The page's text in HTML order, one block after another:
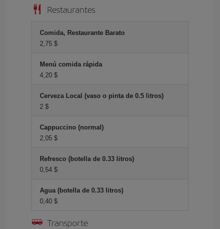
Restaurantes
Comida, Restaurante Barato
2,75 $
Menú comida rápida
4,20 $
Cerveza Local (vaso o pinta de 0.5 litros)
2 $
Cappuccino (normal)
2,05 $
Refresco (botella de 0.33 litros)
0,54 $
Agua (botella de 0.33 litros)
0,40 $
Transporte